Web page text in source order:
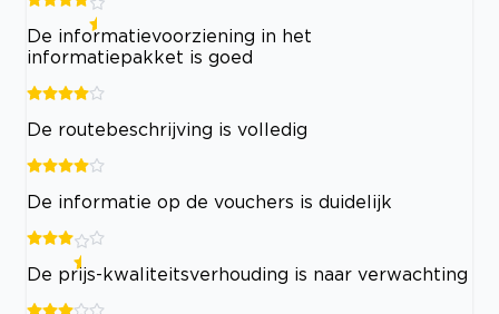
De informatievoorziening in het
informatiepakket is goed
De routebeschrijving is volledig
De informatie op de vouchers is duidelijk
De prijs-kwaliteitsverhouding is naar verwachting